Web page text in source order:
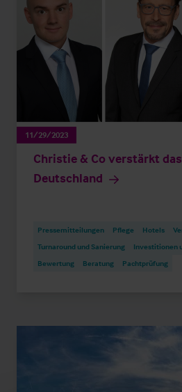
11/29/2023
Christie & Co verstärkt
Deutschland
Pressemitteilungen Pflege Hotels
Turnaround und Sanierung
Investitionen
Bewertung
Beratung Pachtprüfung